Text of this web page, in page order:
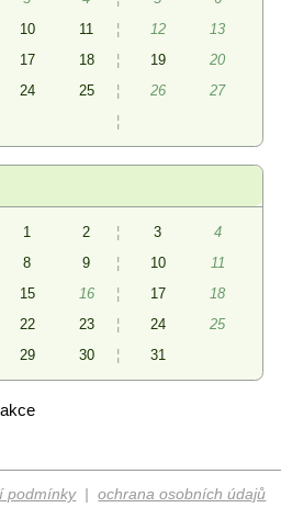
10 11 ¦ 12
13
17 18 ¦ 19
20
24 25 ¦ 26
27
¦
1 2 ¦ 3
4
8 9 ¦ 10
11
15 16 ¦ 17
18
22 23 ¦ 24
25
29 30 ¦ 31
podmínky|ochrana osobních údajů